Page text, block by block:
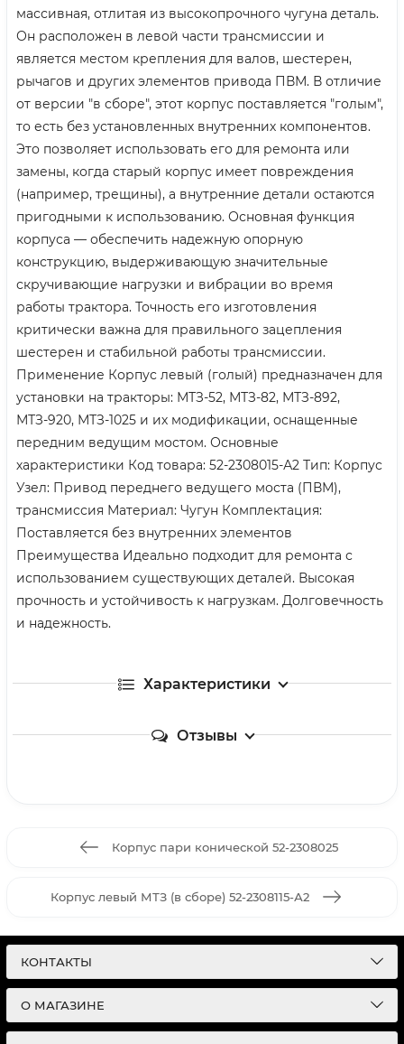
массивная, отлитая из высокопрочного чугуна деталь.
Он расположен в левой части трансмиссии и
является местом крепления для валов, шестерен,
рычагов и других элементов привода ПВМ. В отличие
от версии "в сборе", этот корпус поставляется "голым",
то есть без установленных внутренних компонентов.
Это позволяет использовать его для ремонта или
замены, когда старый корпус имеет повреждения
(например, трещины), а внутренние детали остаются
пригодными к использованию. Основная функция
корпуса — обеспечить надежную опорную
конструкцию, выдерживающую значительные
скручивающие нагрузки и вибрации во время
работы трактора. Точность его изготовления
критически важна для правильного зацепления
шестерен и стабильной работы трансмиссии.
Применение Корпус левый (голый) предназначен для
установки на тракторы: МТЗ-52, МТЗ-82, МТЗ-892,
МТЗ-920, МТЗ-1025 и их модификации, оснащенные
передним ведущим мостом. Основные
характеристики Код товара: 52-2308015-А2 Тип: Корпус
Узел: Привод переднего ведущего моста (ПВМ),
трансмиссия Материал: Чугун Комплектация:
Поставляется без внутренних элементов
Преимущества Идеально подходит для ремонта с
использованием существующих деталей. Высокая
прочность и устойчивость к нагрузкам. Долговечность
и надежность.
Характеристики
Отзывы
Корпус пари конической 52-2308025
Корпус левый МТЗ (в сборе) 52-2308115-А2
КОНТАКТЫ
О МАГАЗИНЕ